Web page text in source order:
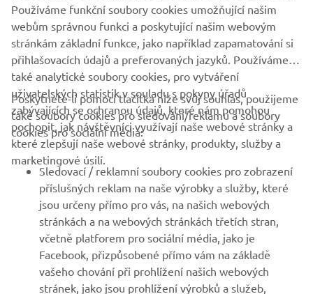
OFICIÁLNÍ INTERNETOVÉ STRÁNKY AMT
FIREMNÍ
B2B
VÍCE YAMAHA
PODPORA
ZPRAVODAJ
Používáme funkční soubory cookies umožňující našim
webům správnou funkci a poskytující našim webovým
stránkám základní funkce, jako například zapamatování si
přihlašovacích údajů a preferovaných jazyků. Používáme
také analytické soubory cookies, pro vytváření
uživatelských statistik v souladu s pokyny úřadů
zabývajících se ochranou údajů, které nám pomohou
pochopit, jak návštěvníci využívají naše webové stránky a
které zlepšují naše webové stránky, produkty, služby a
marketingové úsilí.
Poskytnete-li pomocí tlačítka níže svůj souhlas, použijeme
také soubory cookies pro sledování/reklamu a soubory
cookies pro sociální média:
Sledovací / reklamní soubory cookies pro zobrazení
příslušných reklam na naše výrobky a služby, které
jsou určeny přímo pro vás, na našich webových
stránkách a na webových stránkách třetích stran,
včetně platforem pro sociální média, jako je
Facebook, přizpůsobené přímo vám na základě
vašeho chování při prohlížení našich webových
stránek, jako jsou prohlížení výrobků a služeb,